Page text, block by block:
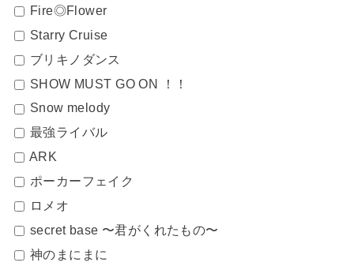
Fire◎Flower
Starry Cruise
ブリキノダンス
SHOW MUST GO ON ！！
Snow melody
最強ライバル
ARK
ポーカーフェイク
ロメオ
secret base 〜君がくれたもの〜
神のまにまに